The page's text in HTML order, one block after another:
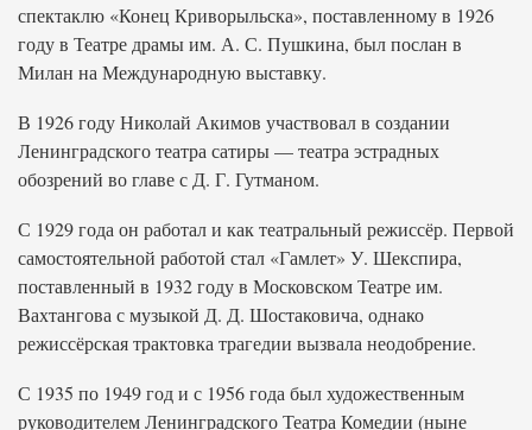
спектаклю «Конец Криворыльска», поставленному в 1926
году в Театре драмы им. А. С. Пушкина, был послан в
Милан на Международную выставку.
В 1926 году Николай Акимов участвовал в создании
Ленинградского театра сатиры — театра эстрадных
обозрений во главе с Д. Г. Гутманом.
С 1929 года он работал и как театральный режиссёр. Первой
самостоятельной работой стал «Гамлет» У. Шекспира,
поставленный в 1932 году в Московском Театре им.
Вахтангова с музыкой Д. Д. Шостаковича, однако
режиссёрская трактовка трагедии вызвала неодобрение.
С 1935 по 1949 год и с 1956 года был художественным
руководителем Ленинградского Театра Комедии (ныне